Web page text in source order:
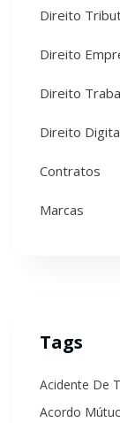
Direito
Direito
Direito
Direito
Contratos
Marcas
Tags
Acidente De
Acordo